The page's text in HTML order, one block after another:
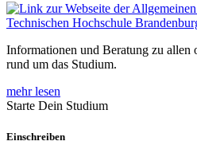
Informationen und Beratung zu allen
rund um das Studium.
mehr lesen
Starte Dein Studium
Einschreiben